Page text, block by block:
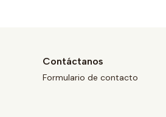
Contáctanos
Formulario de contacto